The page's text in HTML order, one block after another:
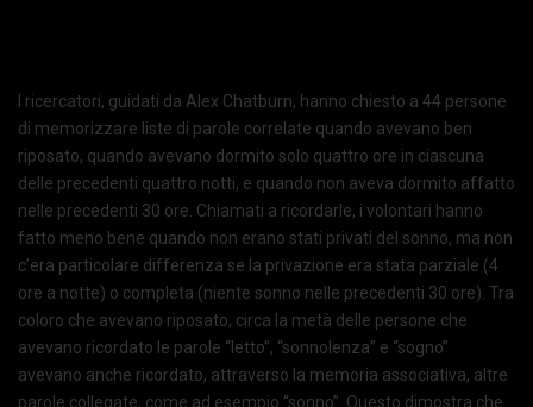
I ricercatori, guidati da Alex Chatburn, hanno chiesto a 44 persone
di memorizzare liste di parole correlate quando avevano ben
riposato, quando avevano dormito solo quattro ore in ciascuna
delle precedenti quattro notti, e quando non aveva dormito affatto
nelle precedenti 30 ore. Chiamati a ricordarle, i volontari hanno
fatto meno bene quando non erano stati privati del sonno, ma non
c’era particolare differenza se la privazione era stata parziale (4
ore a notte) o completa (niente sonno nelle precedenti 30 ore). Tra
coloro che avevano riposato, circa la metà delle persone che
avevano ricordato le parole “letto”, “sonnolenza” e “sogno”
avevano anche ricordato, attraverso la memoria associativa, altre
parole collegate, come ad esempio “sonno”. Questo dimostra che